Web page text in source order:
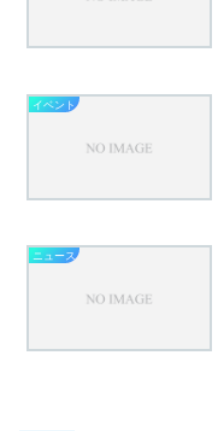
イベント
ニュース